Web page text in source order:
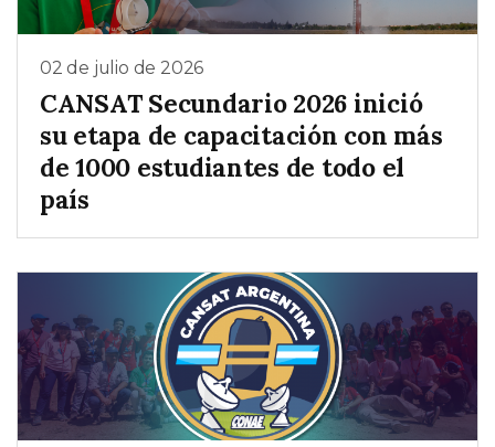
02 de julio de 2026
CANSAT Secundario 2026 inició
su etapa de capacitación con más
de 1000 estudiantes de todo el
país